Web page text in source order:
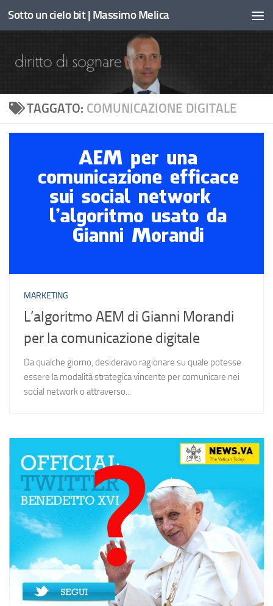
Sotto il contenuto
Sotto un cielo bit | Massimo Melica
TAGGATO: COMUNICAZIONE DIGITALE
MARKETING
L’algoritmo AEM di Gianni Morandi
per la comunicazione digitale
Da qualche giorno, desideravo ragionare su quale potesse
essere la modalità strategica vincente per comunicare nei
social network o attraverso...